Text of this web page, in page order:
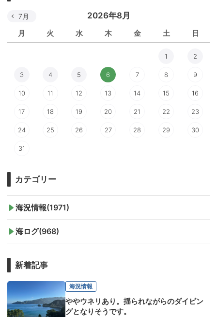
2026年8月
月 火 水 木 金 土 日
7月
1 2
3 4 5 6 7 8 9
10 11 12 13 14 15 16
17 18 19 20 21 22 23
24 25 26 27 28 29 30
31
カテゴリー
海況情報(1971)
海ログ(968)
新着記事
海況情報
ややウネリあり。揺られながらのダイビン
グとなりそうです。